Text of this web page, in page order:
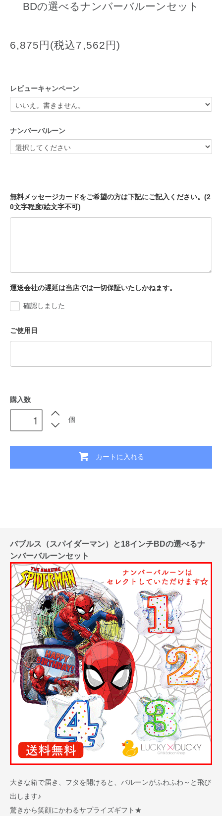
BDの選べるナンバーバルーンセット
6,875円(税込7,562円)
レビューキャンペーン
ナンバーバルーン
無料メッセージカードをご希望の方は下記にご記入ください。(2
0文字程度/絵文字不可)
運送会社の遅延は当店では一切保証いたしかねます。
確認しました
ご使用日
購入数
個
カートに入れる
バブルス（スパイダーマン）と18インチBDの選べるナ
ンバーバルーンセット
大きな箱で届き、フタを開けると、バルーンがふわふわ～と飛び
出します♪
驚きから笑顔にかわるサプライズギフト★